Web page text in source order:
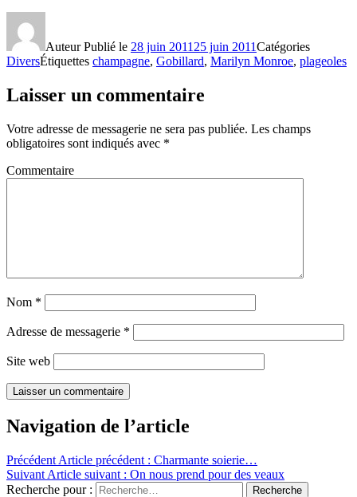
AuteurPublié le 28 juin 2011 25 juin 2011Catégories
DiversÉtiquettes champagne, Gobillard, Marilyn Monroe, plageoles
Laisser un commentaire
Votre adresse de messagerie ne sera pas publiée. Les champs
obligatoires sont indiqués avec *
Commentaire
Nom *
Adresse de messagerie *
Site web
Navigation de l’article
Précédent Article précédent : Charmante soierie…
Suivant Article suivant : On nous prend pour des veaux
Recherche pour :
Recherche